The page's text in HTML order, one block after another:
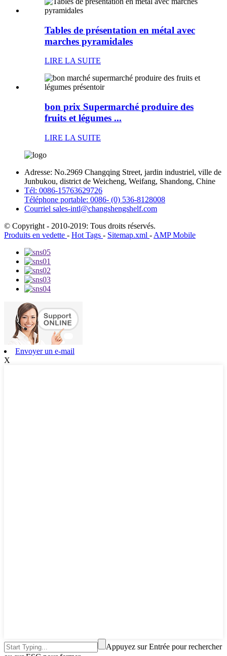
Tables de présentation en métal avec
marches pyramidales
LIRE LA SUITE
bon prix Supermarché produire des
fruits et légumes ...
LIRE LA SUITE
Adresse: No.2969 Changqing Street, jardin industriel, ville de
Junbukou, district de Weicheng, Weifang, Shandong, Chine
Tél: 0086-15763629726
Téléphone portable: 0086- (0) 536-8128008
Courriel sales-intl@changshengshelf.com
© Copyright - 2010-2019: Tous droits réservés.
Produits en vedette - Hot Tags - Sitemap.xml - AMP Mobile
Envoyer un e-mail
X
Appuyez sur Entrée pour rechercher